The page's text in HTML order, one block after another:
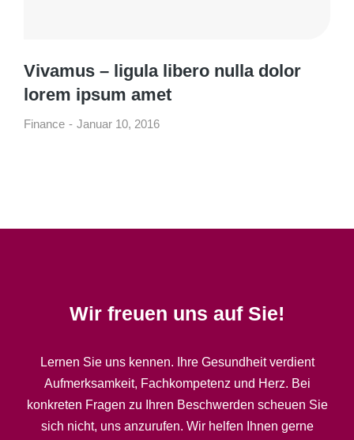
Vivamus – ligula libero nulla dolor
lorem ipsum amet
Finance Januar 10, 2016
Wir freuen uns auf Sie!
Lernen Sie uns kennen. Ihre Gesundheit verdient
Aufmerksamkeit, Fachkompetenz und Herz. Bei
konkreten Fragen zu Ihren Beschwerden scheuen Sie
sich nicht, uns anzurufen. Wir helfen Ihnen gerne